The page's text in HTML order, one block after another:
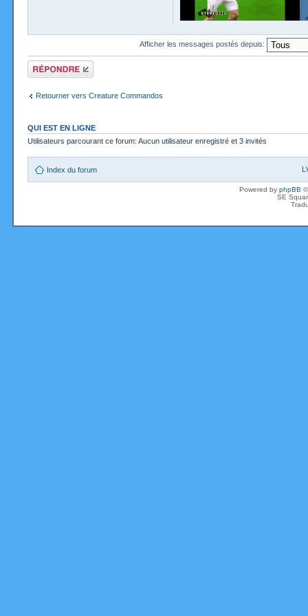
Afficher les messages postés depuis:
Répondre
Retourner vers Creature Commandos
QUI EST EN LIGNE
Utilisateurs parcourant ce forum: Aucun utilisateur enregistré et 3 invités
Index du forum
Powered by phpBB
SE